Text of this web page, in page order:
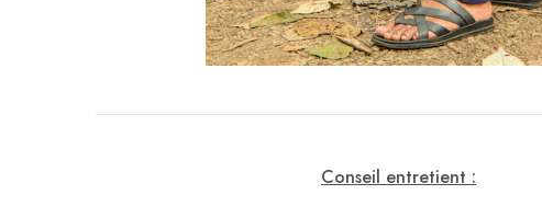
Conseil entretient :